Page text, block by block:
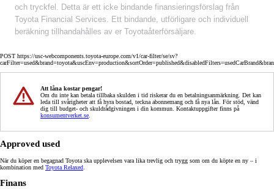
och tryckfel. Detta är ett icke bindande finansieringsförslag från
Toyota Financial Services. Ett bindande, utförligare och individuell
beräkning tillhandahålles av er Toyotaåterförsäljare.
POST https://usc-webcomponents.toyota-europe.com/v1/car-filter/se/sv?
Att låna kostar pengar!
Om du inte kan betala tillbaka skulden i tid riskerar du en betalningsanmärkning. Det kan
leda till svårigheter att få hyra bostad, teckna abonnemang och få nya lån. För stöd, vänd
dig till budget- och skuldrådgivningen i din kommun. Kontaktuppgifter finns på
konsumentverket.se
Approved used
När du köper en begagnad Toyota ska upplevelsen vara lika trevlig och trygg som om du köpte en ny – i
kombination med Toyota Relaxed
Finans